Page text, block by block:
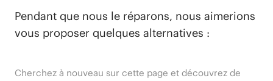
Pendant que nous le réparons, nous aimerions
vous proposer quelques alternatives :
Cherchez à nouveau sur cette page et découvrez de